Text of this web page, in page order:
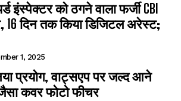
इंस्पेक्टर को ठगने वाला फर्जी CBI
16 दिन तक किया डिजिटल अरेस्ट;
1, 2025
प्रयोग, वाट्सएप पर जल्द आने
कवर फोटो फीचर